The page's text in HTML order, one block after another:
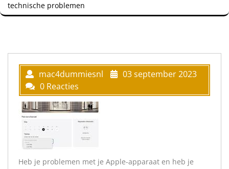
technische problemen
mac4dummiesnl
03 september 2023
0 Reacties
Heb je problemen met je Apple-apparaat en heb je